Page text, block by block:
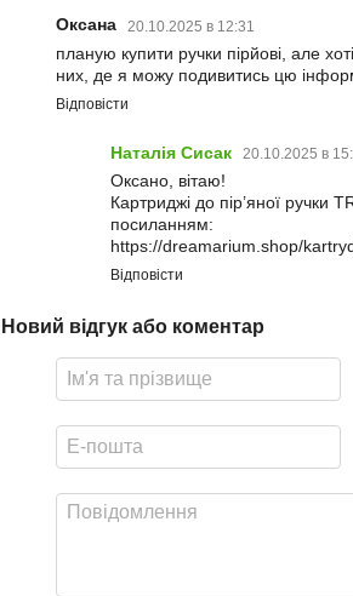
Оксана 20.10.2025 в 12:31
планую купити ручки пірйові, але
них, де я можу подивитись цю
Відповісти
Наталія Сисак 20.10.2025 в
Оксано, вітаю!
Картриджі до пір’яної ручки
посиланням:
https://dreamarium.shop/
Відповісти
Новий відгук або коментар